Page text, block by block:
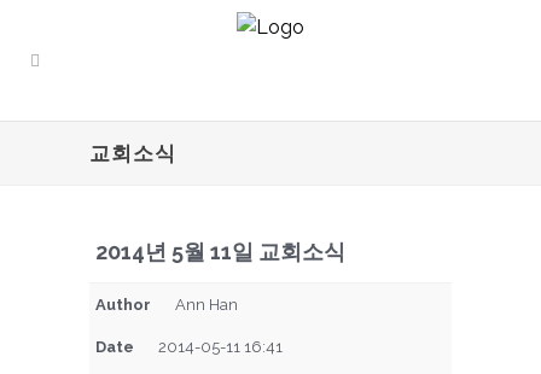
교회소식
2014년 5월 11일 교회소식
Author Ann Han
Date 2014-05-11 16:41